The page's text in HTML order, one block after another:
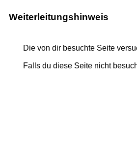
Weiterleitungshinweis
Die von dir besuchte Seite
Falls du diese Seite nicht